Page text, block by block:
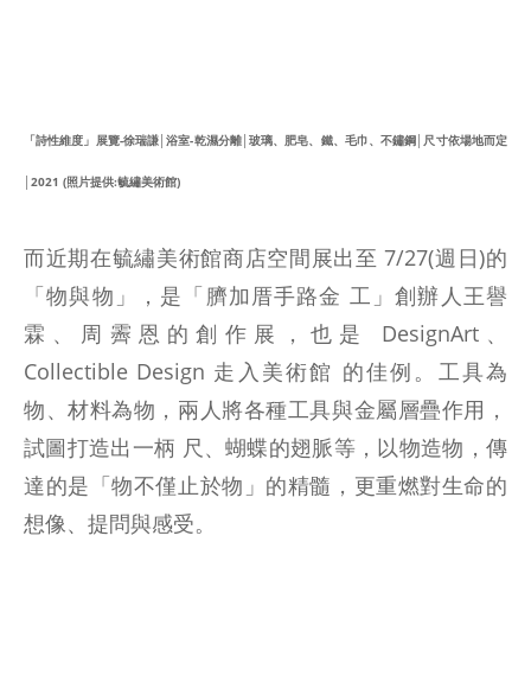
「詩性維度」展覽-徐瑞謙│浴室-乾濕分離│玻璃、肥皂、鐵、毛巾、不鏽鋼│尺寸依場地而定
│2021 (照片提供:毓繡美術館)
而近期在毓繡美術館商店空間展出至 7/27(週日)的
「物與物」，是「臍加厝手路金 工」創辦人王譽
霖、周霽恩的創作展，也是 DesignArt、
Collectible Design 走入美術館 的佳例。工具為
物、材料為物，兩人將各種工具與金屬層疊作用，
試圖打造出一柄 尺、蝴蝶的翅脈等，以物造物，傳
達的是「物不僅止於物」的精髓，更重燃對生命的
想像、提問與感受。